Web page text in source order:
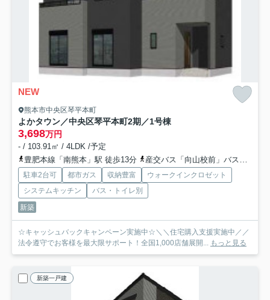
NEW
熊本市中央区琴平本町
よかタウン／中央区琴平本町2期／1号棟
3,698万円
- / 103.91㎡ / 4LDK /予定
豊肥本線「南熊本」駅 徒歩13分
産交バス「向山校前」バス停下車 徒歩5分
駐車2台可 都市ガス 収納豊富
ウォークインクロゼット
システムキッチン
バス・トイレ別
新築
☆キャッシュバックキャンペーン実施中☆＼＼住宅購入支援実施中／／
法令遵守でお客様を最大限サポート！全国1,000店舗展開... もっと見る
新築一戸建